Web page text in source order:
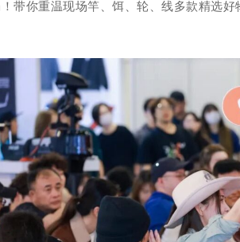
带你重温现场竿、饵、轮、线多款精选好